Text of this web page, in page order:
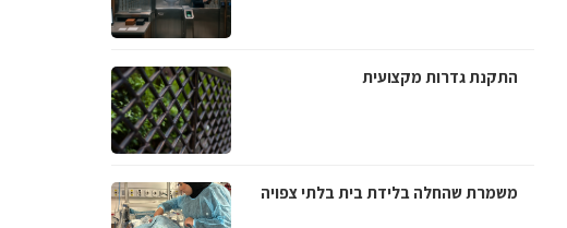
התקנת גדרות מקצועית
משמרת שהחלה בלידת בית בלתי צפויה